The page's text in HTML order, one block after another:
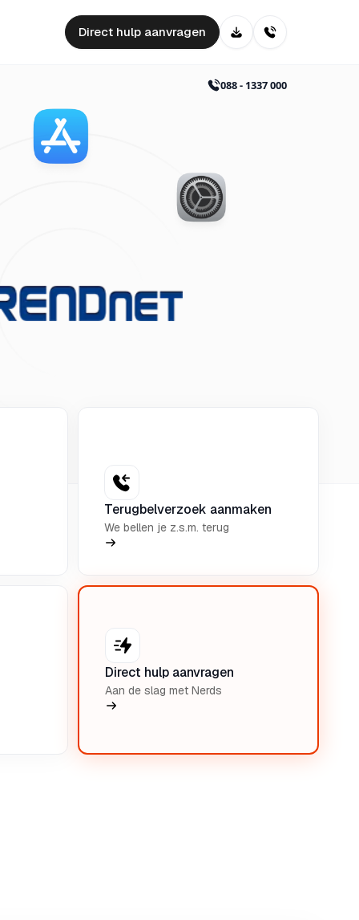
Direct hulp aanvragen
088 - 1337 000
Terugbelverzoek aanmaken
We bellen je z.s.m. terug
Direct hulp aanvragen
Aan de slag met Nerds